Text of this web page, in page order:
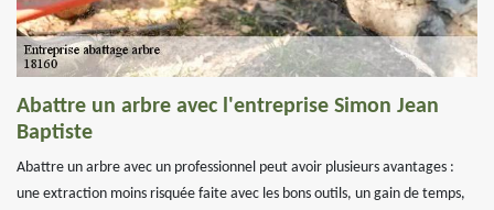
Abattre un arbre avec l'entreprise Simon Jean
Baptiste
Abattre un arbre avec un professionnel peut avoir plusieurs avantages :
une extraction moins risquée faite avec les bons outils, un gain de temps,